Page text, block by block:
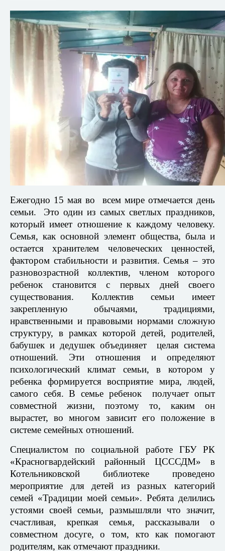
Ежегодно 15 мая во всем мире отмечается день
семьи. Это один из самых светлых праздников,
который имеет отношение к каждому человеку.
Семья, как основной элемент общества, была и
остается хранителем человеческих ценностей,
фактором стабильности и развития. Семья – это
разновозрастной коллектив, членом которого
ребенок становится с первых дней своего
существования. Коллектив семьи имеет
закрепленную обычаями, традициями,
нравственными и правовыми нормами сложную
структуру, в рамках которой детей, родителей,
бабушек и дедушек объединяет целая система
отношений. Эти отношения и определяют
психологический климат семьи, в котором у
ребенка формируется восприятие мира, людей,
самого себя. В семье ребенок получает опыт
совместной жизни, поэтому то, каким он
вырастет, во многом зависит его положение в
системе семейных отношений.
Специалистом по социальной работе ГБУ РК
«Красногвардейский районный ЦСССДМ» в
Котельниковской библиотеке проведено
мероприятие для детей из разных категорий
семей «Традиции моей семьи». Ребята делились
устоями своей семьи, размышляли что значит,
счастливая, крепкая семья, рассказывали о
совместном досуге, о том, кто как помогают
родителям, как отмечают праздники.